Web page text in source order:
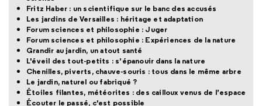
Fritz Haber : un scientifique sur le banc des accusés
Les jardins de Versailles : héritage et adaptation
Forum sciences et philosophie : Juger
Forum sciences et philosophie : Expériences de la nature
Grandir au jardin, un atout santé
L'éveil des tout-petits : s’épanouir dans la nature
Chenilles, piverts, chauve-souris : tous dans le même arbre
Le jardin, naturel ou fabriqué ?
Étoiles filantes, météorites : des cailloux venus de l’espace
Écouter le passé, c'est possible